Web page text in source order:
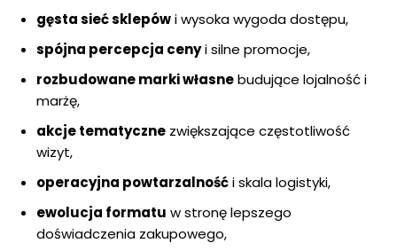
gęsta sieć sklepówi wysoka wygoda dostępu,
spójna percepcja cenyi silne promocje,
rozbudowane marki własnebudujące lojalność i
marżę,
akcje tematyczne zwiększające częstotliwość
wizyt,
operacyjna powtarzalnośći skala logistyki,
ewolucja formatu w stronę lepszego
doświadczenia zakupowego,